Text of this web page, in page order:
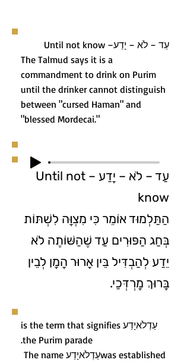
עַד – לֹא – יָדַע– Until not know
The Talmud says it is a
commandment to drink on Purim
until the drinker cannot distinguish
between "cursed Haman" and
"blessed Mordecai."
עַד – לֹא – יָדַע – Until not
know
הַתַּלְמוּד אוֹמֵר כִּי מִצְוָּה לִשְׁתּוֹת
בְּחַג הַפּוּרִים עַד שֶׁהַשּׁוֹתֶה לֹא
יֵדַע לְהַבְדִּיל בֵּין אָרוּר הָמָן לְבֵין
בָּרוּךְ מָרְדְּכַי.
עַדְלֹאיָדַע is the term that signifies
the Purim parade.
The name עַדְלֹאיָדַעwas established